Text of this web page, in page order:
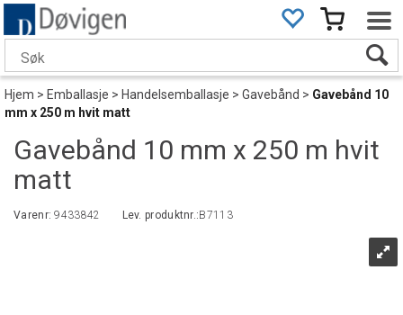
Hjem>Emballasje>Handelsemballasje>Gavebånd>Gavebånd 10
mm x 250 m hvit matt
Gavebånd 10 mm x 250 m hvit
matt
Varenr:9433842 Lev. produktnr.:B7113